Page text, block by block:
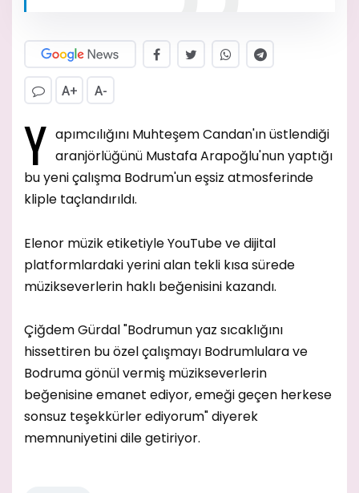
A+ A-
Y apımcılığını Muhteşem Candan'ın üstlendiği
aranjörlüğünü Mustafa Arapoğlu'nun yaptığı
bu yeni çalışma Bodrum'un eşsiz atmosferinde
kliple taçlandırıldı.
Elenor müzik etiketiyle YouTube ve dijital
platformlardaki yerini alan tekli kısa sürede
müzikseverlerin haklı beğenisini kazandı.
Çiğdem Gürdal "Bodrumun yaz sıcaklığını
hissettiren bu özel çalışmayı Bodrumlulara ve
Bodruma gönül vermiş müzikseverlerin
beğenisine emanet ediyor, emeği geçen herkese
sonsuz teşekkürler ediyorum" diyerek
memnuniyetini dile getiriyor.